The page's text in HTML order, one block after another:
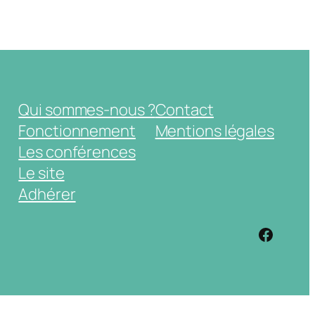
Qui sommes-nous ?
Fonctionnement
Les conférences
Le site
Adhérer
Contact
Mentions légales